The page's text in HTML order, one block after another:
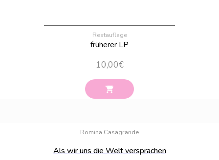
Restauflage
früherer LP
10,00€
Romina Casagrande
Als wir uns die Welt versprachen